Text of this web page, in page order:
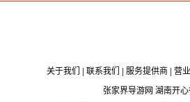
关于我们 联系我们 服务提供商
营
张家界导游网 湖南开